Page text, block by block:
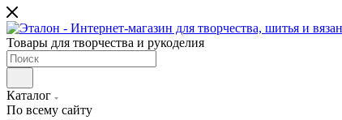
Товары для творчества и рукоделия
Каталог
По всему сайту